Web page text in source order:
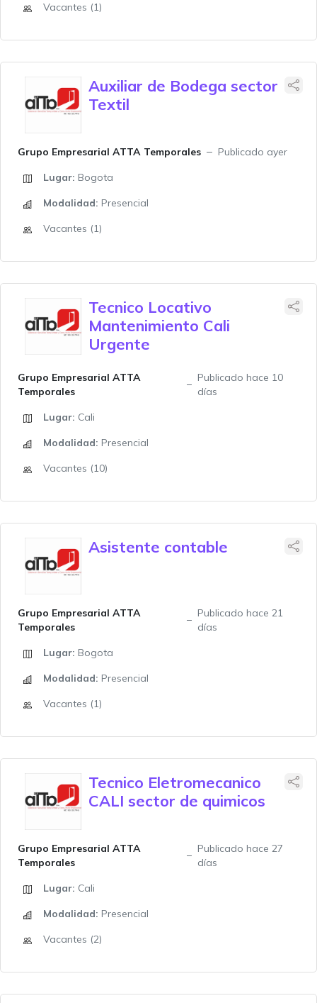
Vacantes (1)
Auxiliar de Bodega sector
Textil
Grupo Empresarial ATTA Temporales
Publicado ayer
Lugar: Bogota
Modalidad: Presencial
Vacantes (1)
Tecnico Locativo
Mantenimiento Cali
Urgente
Grupo Empresarial ATTA
Temporales
Publicado hace 10
días
Lugar: Cali
Modalidad: Presencial
Vacantes (10)
Asistente contable
Grupo Empresarial ATTA
Temporales
Publicado hace 21
días
Lugar: Bogota
Modalidad: Presencial
Vacantes (1)
Tecnico Eletromecanico
CALI sector de quimicos
Grupo Empresarial ATTA
Temporales
Publicado hace 27
días
Lugar: Cali
Modalidad: Presencial
Vacantes (2)